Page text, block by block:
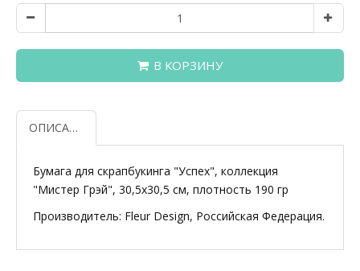
В КОРЗИНУ
ОПИСАНИЕ
Бумага для скрапбукинга "Успех", коллекция
"Мистер Грэй", 30,5х30,5 см, плотность 190 гр
Производитель: Fleur Design, Российская Федерация.